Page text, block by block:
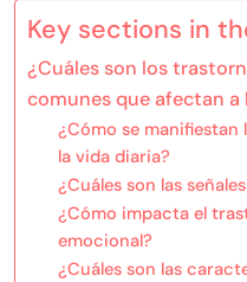
Key sections in
¿Cuáles son los
comunes que afectan a
¿Cómo se
la vida diaria?
¿Cuáles son las
¿Cómo impacta el
emocional?
¿Cuáles son las